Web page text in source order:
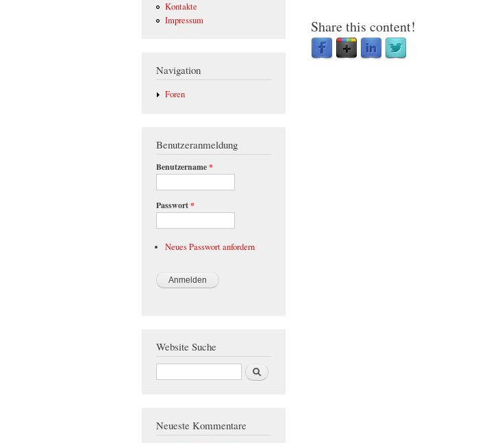
Kontakte
Impressum
Navigation
Foren
Benutzeranmeldung
Benutzername*
Passwort*
Neues Passwort anfordern
Website Suche
Suche
Neueste Kommentare
Share this content!